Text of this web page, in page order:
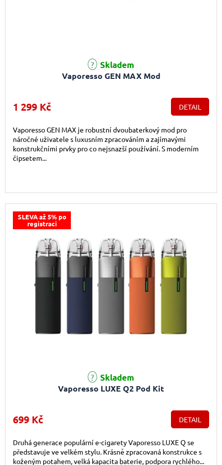
Vaporesso GEN MAX Mod
Skladem
1 299 Kč DETAIL
Vaporesso GEN MAX je robustní dvoubaterkový mod pro
náročné uživatele s luxusním zpracováním a zajímavými
konstrukčními prvky pro co nejsnazší používání. S moderním
čipsetem...
SLEVA až 5% po
registraci
Vaporesso LUXE Q2 Pod Kit
Průměrné hodnocení produktu je 5,0 z 5 hvězdiček.
Skladem
699 Kč DETAIL
Druhá generace populární e-cigarety Vaporesso LUXE Q se
představuje ve velkém stylu. Krásně zpracovaná konstrukce s
koženým potahem, velká kapacita baterie, podpora rychlého...